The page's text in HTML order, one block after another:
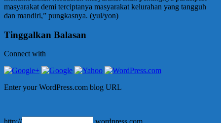
masyarakat demi terciptanya masyarakat kelurahan yang tangguh
dan mandiri,” pungkasnya. (yul/yon)
Tinggalkan Balasan
Connect with
Enter your WordPress.com blog URL